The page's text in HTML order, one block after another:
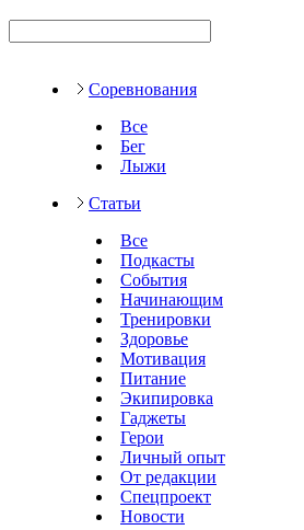
Соревнования
Все
Бег
Лыжи
Статьи
Все
Подкасты
События
Начинающим
Тренировки
Здоровье
Мотивация
Питание
Экипировка
Гаджеты
Герои
Личный опыт
От редакции
Спецпроект
Новости